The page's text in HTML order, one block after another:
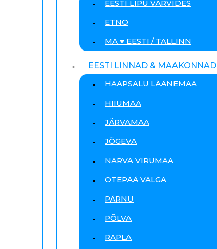
EESTI LIPU VÄRVIDES
ETNO
MA ♥ EESTI / TALLINN
EESTI LINNAD & MAAKONNAD
HAAPSALU LÄÄNEMAA
HIIUMAA
JÄRVAMAA
JÕGEVA
NARVA VIRUMAA
OTEPÄÄ VALGA
PÄRNU
PÕLVA
RAPLA